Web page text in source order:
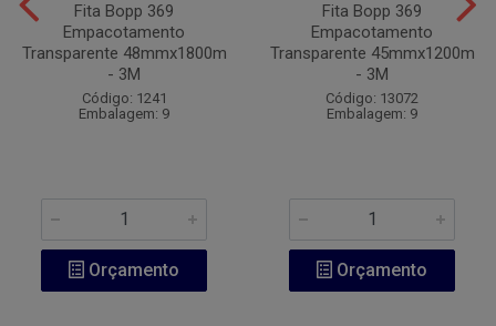
Fita Bopp 369
Empacotamento
Transparente 48mmx1800m
- 3M
Código: 1241
Embalagem: 9
Orçamento
Fita Bopp 369
Empacotamento
Transparente 45mmx1200m
- 3M
Código: 13072
Embalagem: 9
Orçamento